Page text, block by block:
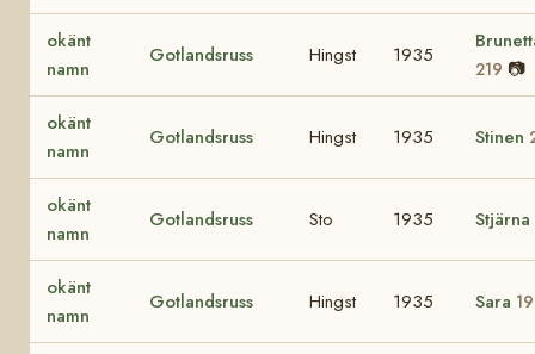
okänt
namn
Gotlandsruss Hingst 1935
219 📷
okänt
namn
Gotlandsruss Hingst 1935 Stinen
okänt
namn
Gotlandsruss Sto 1935 Stjärna
okänt
namn
Gotlandsruss Hingst 1935 Sara